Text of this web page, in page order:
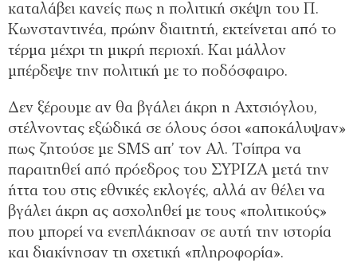
καταλάβει κανείς πως η πολιτική σκέψη του Π.
Κωνσταντινέα, πρώην διαιτητή, εκτείνεται από το
τέρμα μέχρι τη μικρή περιοχή. Και μάλλον
μπέρδεψε την πολιτική με το ποδόσφαιρο.
Δεν ξέρουμε αν θα βγάλει άκρη η Αχτσιόγλου,
στέλνοντας εξώδικά σε όλους όσοι «αποκάλυψαν»
πως ζητούσε με SMS απ’ τον Αλ. Τσίπρα να
παραιτηθεί από πρόεδρος του ΣΥΡΙΖΑ μετά την
ήττα του στις εθνικές εκλογές, αλλά αν θέλει να
βγάλει άκρη ας ασχοληθεί με τους «πολιτικούς»
που μπορεί να ενεπλάκησαν σε αυτή την ιστορία
και διακίνησαν τη σχετική «πληροφορία».